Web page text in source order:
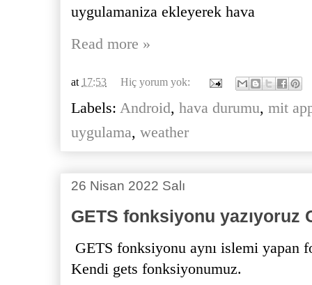
uygulamaniza ekleyerek hava
Read more »
at 17:53 Hiç yorum yok:
Labels: Android, hava durumu, mit
uygulama, weather
26 Nisan 2022 Salı
GETS fonksiyonu yazıyoruz
GETS fonksiyonu aynı islemi yapan
Kendi gets fonksiyonumuz.